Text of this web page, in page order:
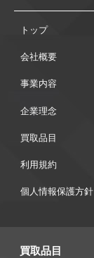
トップ
会社概要
事業内容
企業理念
買取品目
利用規約
個人情報保護方針
買取品目